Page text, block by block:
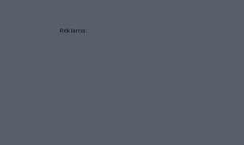
Reklama: